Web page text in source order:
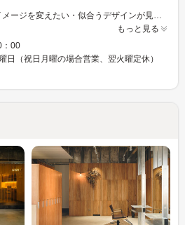
もっと見る
：00
日（祝日月曜の場合営業、翌火曜定休）